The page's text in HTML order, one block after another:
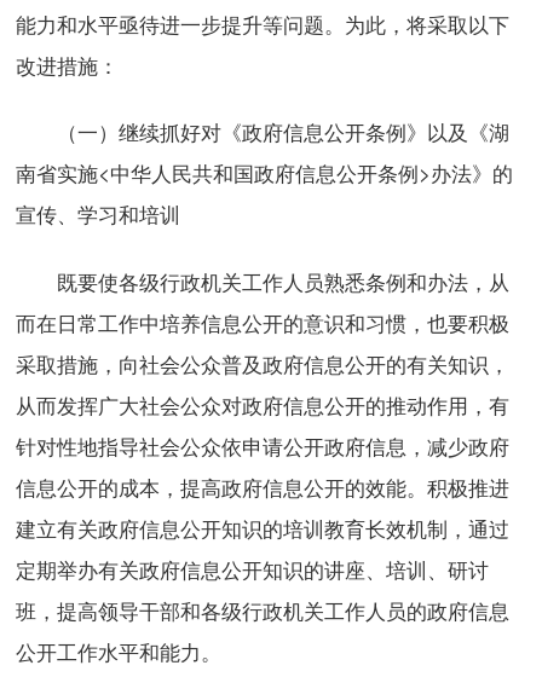
能力和水平亟待进一步提升等问题。为此，将采取以下
改进措施：
（一）继续抓好对《政府信息公开条例》以及《湖
南省实施<中华人民共和国政府信息公开条例>办法》的
宣传、学习和培训
既要使各级行政机关工作人员熟悉条例和办法，从
而在日常工作中培养信息公开的意识和习惯，也要积极
采取措施，向社会公众普及政府信息公开的有关知识，
从而发挥广大社会公众对政府信息公开的推动作用，有
针对性地指导社会公众依申请公开政府信息，减少政府
信息公开的成本，提高政府信息公开的效能。积极推进
建立有关政府信息公开知识的培训教育长效机制，通过
定期举办有关政府信息公开知识的讲座、培训、研讨
班，提高领导干部和各级行政机关工作人员的政府信息
公开工作水平和能力。